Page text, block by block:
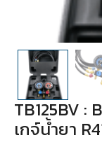
TB125BV :
เกจ์น้ำยา